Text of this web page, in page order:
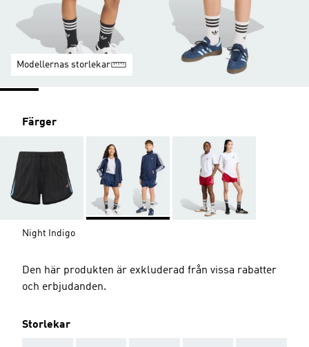
Modellernas storlekar
Färger
Night Indigo
Den här produkten är exkluderad från vissa rabatter
och erbjudanden.
Storlekar